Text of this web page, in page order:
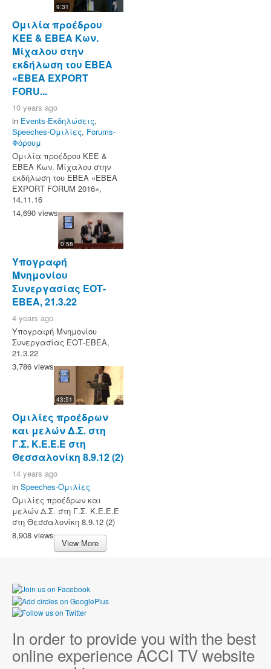
9:31
Ομιλία προέδρου
ΚΕΕ & ΕΒΕΑ Κων.
Μίχαλου στην
εκδήλωση του ΕΒΕΑ
«ΕΒΕΑ EXPORT
FORU...
10 years ago
in Events-Εκδηλώσεις,
Speeches-Ομιλίες, Forums-
Φόρουμ
Ομιλία προέδρου ΚΕΕ &
ΕΒΕΑ Κων. Μίχαλου στην
εκδήλωση του ΕΒΕΑ «ΕΒΕΑ
EXPORT FORUM 2016»,
14.11.16
14,690 views
0:58
Υπογραφή
Μνημονίου
Συνεργασίας ΕΟΤ-
ΕΒΕΑ, 21.3.22
4 years ago
Υπογραφή Μνημονίου
Συνεργασίας ΕΟΤ-ΕΒΕΑ,
21.3.22
3,786 views
43:51
Ομιλίες προέδρων
και μελών Δ.Σ. στη
Γ.Σ. Κ.Ε.Ε.Ε στη
Θεσσαλονίκη 8.9.12 (2)
14 years ago
in Speeches-Ομιλίες
Ομιλίες προέδρων και
μελών Δ.Σ. στη Γ.Σ. Κ.Ε.Ε.Ε
στη Θεσσαλονίκη 8.9.12 (2)
8,908 views
View More
In order to provide you with the best
online experience ACCI TV website